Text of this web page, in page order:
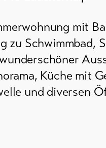
mit
zu Schwimmbad,
Küche mit
und diversen